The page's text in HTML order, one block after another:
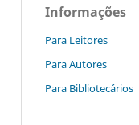
Informações
Para Leitores
Para Autores
Para Bibliotecários